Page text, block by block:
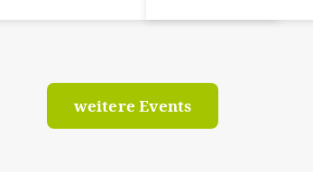
weitere Events